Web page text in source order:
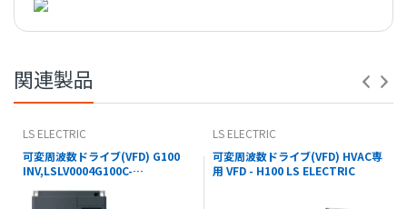
関連製品
LS ELECTRIC
可変周波数ドライブ(VFD) G100
INV,LSLV0004G100C-
LS ELECTRIC
可変周波数ドライブ(VFD) HVAC専
用 VFD - H100 LS ELECTRIC